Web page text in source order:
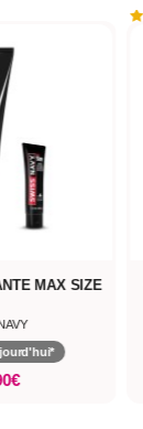
MAX SIZE